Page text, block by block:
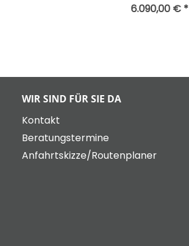
6.090,00 € *
WIR SIND FÜR SIE DA
Kontakt
Beratungstermine
Anfahrtskizze/Routenplaner